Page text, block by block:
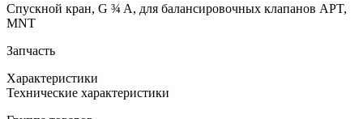
Спускной кран, G ¾ A, для балансировочных клапанов APT,
MNT
Запчасть
Характеристики
Технические характеристики